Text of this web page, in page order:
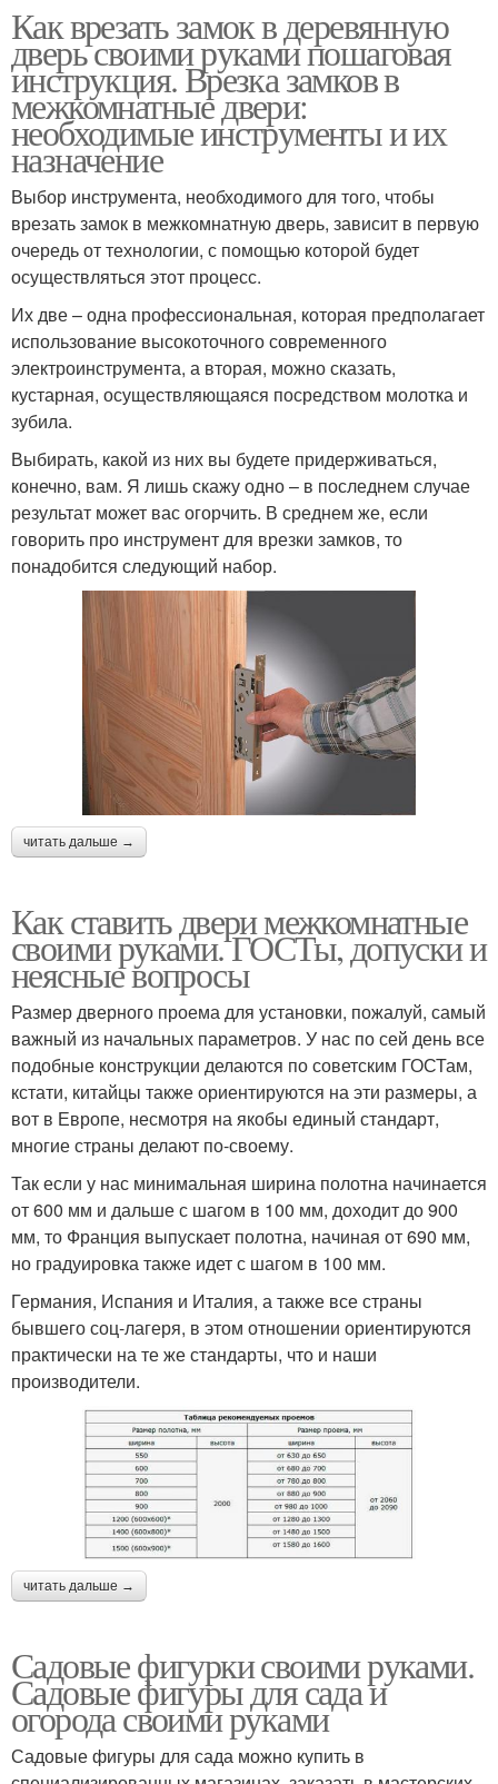
Как врезать замок в деревянную
дверь своими руками пошаговая
инструкция. Врезка замков в
межкомнатные двери:
необходимые инструменты и их
назначение
Выбор инструмента, необходимого для того, чтобы
врезать замок в межкомнатную дверь, зависит в первую
очередь от технологии, с помощью которой будет
осуществляться этот процесс.
Их две – одна профессиональная, которая предполагает
использование высокоточного современного
электроинструмента, а вторая, можно сказать,
кустарная, осуществляющаяся посредством молотка и
зубила.
Выбирать, какой из них вы будете придерживаться,
конечно, вам. Я лишь скажу одно – в последнем случае
результат может вас огорчить. В среднем же, если
говорить про инструмент для врезки замков, то
понадобится следующий набор.
читать дальше →
Как ставить двери межкомнатные
своими руками. ГОСТы, допуски и
неясные вопросы
Размер дверного проема для установки, пожалуй, самый
важный из начальных параметров. У нас по сей день все
подобные конструкции делаются по советским ГОСТам,
кстати, китайцы также ориентируются на эти размеры, а
вот в Европе, несмотря на якобы единый стандарт,
многие страны делают по-своему.
Так если у нас минимальная ширина полотна начинается
от 600 мм и дальше с шагом в 100 мм, доходит до 900
мм, то Франция выпускает полотна, начиная от 690 мм,
но градуировка также идет с шагом в 100 мм.
Германия, Испания и Италия, а также все страны
бывшего соц-лагеря, в этом отношении ориентируются
практически на те же стандарты, что и наши
производители.
читать дальше →
Садовые фигурки своими руками.
Садовые фигуры для сада и
огорода своими руками
Садовые фигуры для сада можно купить в